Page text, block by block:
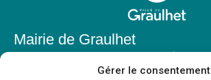
Gérer le consentement
Mairie de Graulhet
81300 Graulhet